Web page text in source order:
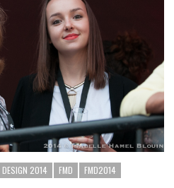
DESIGN 2014 FMD FMD2014